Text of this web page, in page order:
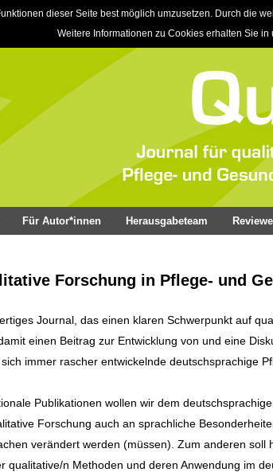
dieser Seite best möglich umzusetzen. Durch die
Weitere Informationen zu Cookies erhalten Sie in
Für Autor*innen Herausgabeteam
Forschung in Pflege- und
Journal, das einen klaren Schwerpunkt auf
einen Beitrag zur Entwicklung von und eine
immer rascher entwickelnde deutschsprachige
Publikationen wollen wir dem
Forschung auch an sprachliche
verändert werden (müssen). Zum anderen soll
qualitative/n Methoden und deren Anwendung im